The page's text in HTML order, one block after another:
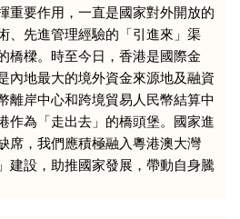
重要作用，一直是國家對外開放的
、先進管理經驗的「引進來」渠
橋樑。時至今日，香港是國際金
內地最大的境外資金來源地及融資
離岸中心和跨境貿易人民幣結算中
作為「走出去」的橋頭堡。國家進
席，我們應積極融入粵港澳大灣
建設，助推國家發展，帶動自身騰